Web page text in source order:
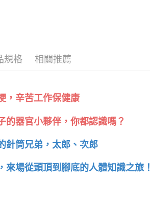
規格 相關推薦
，辛苦工作保健康
的器官小夥伴，你都認識嗎？
針筒兄弟，太郎、次郎
來場從頭頂到腳底的人體知識之旅！